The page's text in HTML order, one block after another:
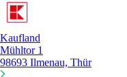
Kaufland
Mühltor 1
98693 Ilmenau, Thür